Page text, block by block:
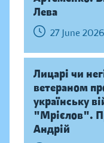
Лева
27 June
Лицарі чи
ветераном
українську
"Мрієлов".
Андрій